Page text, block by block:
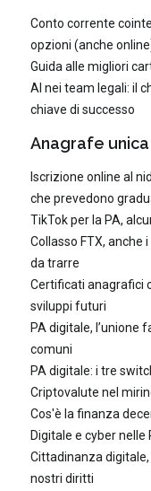
Conto corrente
opzioni (anche
Guida alle migliori
AI nei team legali: il
chiave di successo
Anagrafe unica
Iscrizione online al
che prevedono
TikTok per la PA,
Collasso FTX, anche
da trarre
Certificati anagrafici
sviluppi futuri
PA digitale, l’unione
comuni
PA digitale: i tre
Criptovalute nel
Cos'è la finanza
Digitale e cyber
Cittadinanza
nostri diritti